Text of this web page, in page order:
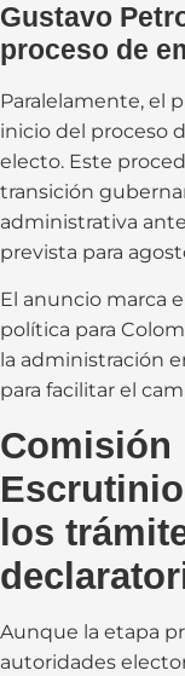
Gustavo
proceso de
Paralelamente, el
inicio del proceso
electo. Este
transición
administrativa
prevista para
El anuncio marca
política para
la administración
para facilitar el
Comisión
los
Aunque la etapa
autoridades